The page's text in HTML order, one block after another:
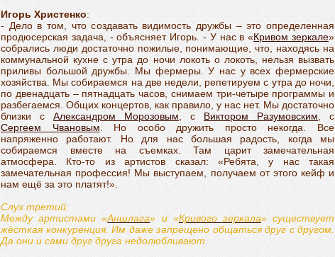
Игорь Христенко:
- Дело в том, что создавать видимость дружбы – это определенная
продюсерская задача, - объясняет Игорь. - У нас в «Кривом зеркале»
собрались люди достаточно пожилые, понимающие, что, находясь на
коммунальной кухне с утра до ночи локоть о локоть, нельзя вызвать
приливы большой дружбы. Мы фермеры. У нас у всех фермерские
хозяйства. Мы собираемся на две недели, репетируем с утра до ночи,
по двенадцать – пятнадцать часов, снимаем три-четыре программы и
разбегаемся. Общих концертов, как правило, у нас нет. Мы достаточно
близки с Александром Морозовым , с Виктором Разумовским , с
Сергеем Чвановым . Но особо дружить просто некогда. Все
напряженно работают. Но для нас большая радость, когда мы
собираемся вместе на съемках. Там царит замечательная
атмосфера. Кто-то из артистов сказал: «Ребята, у нас такая
замечательная профессия! Мы выступаем, получаем от этого кейф и
нам ещё за это платят!».
Слух третий:
Между артистами «Аншлага» и «Кривого зеркала» существует
жёсткая конкуренция. Им даже запрещено общаться друг с другом.
Да они и сами друг друга недолюбливают.